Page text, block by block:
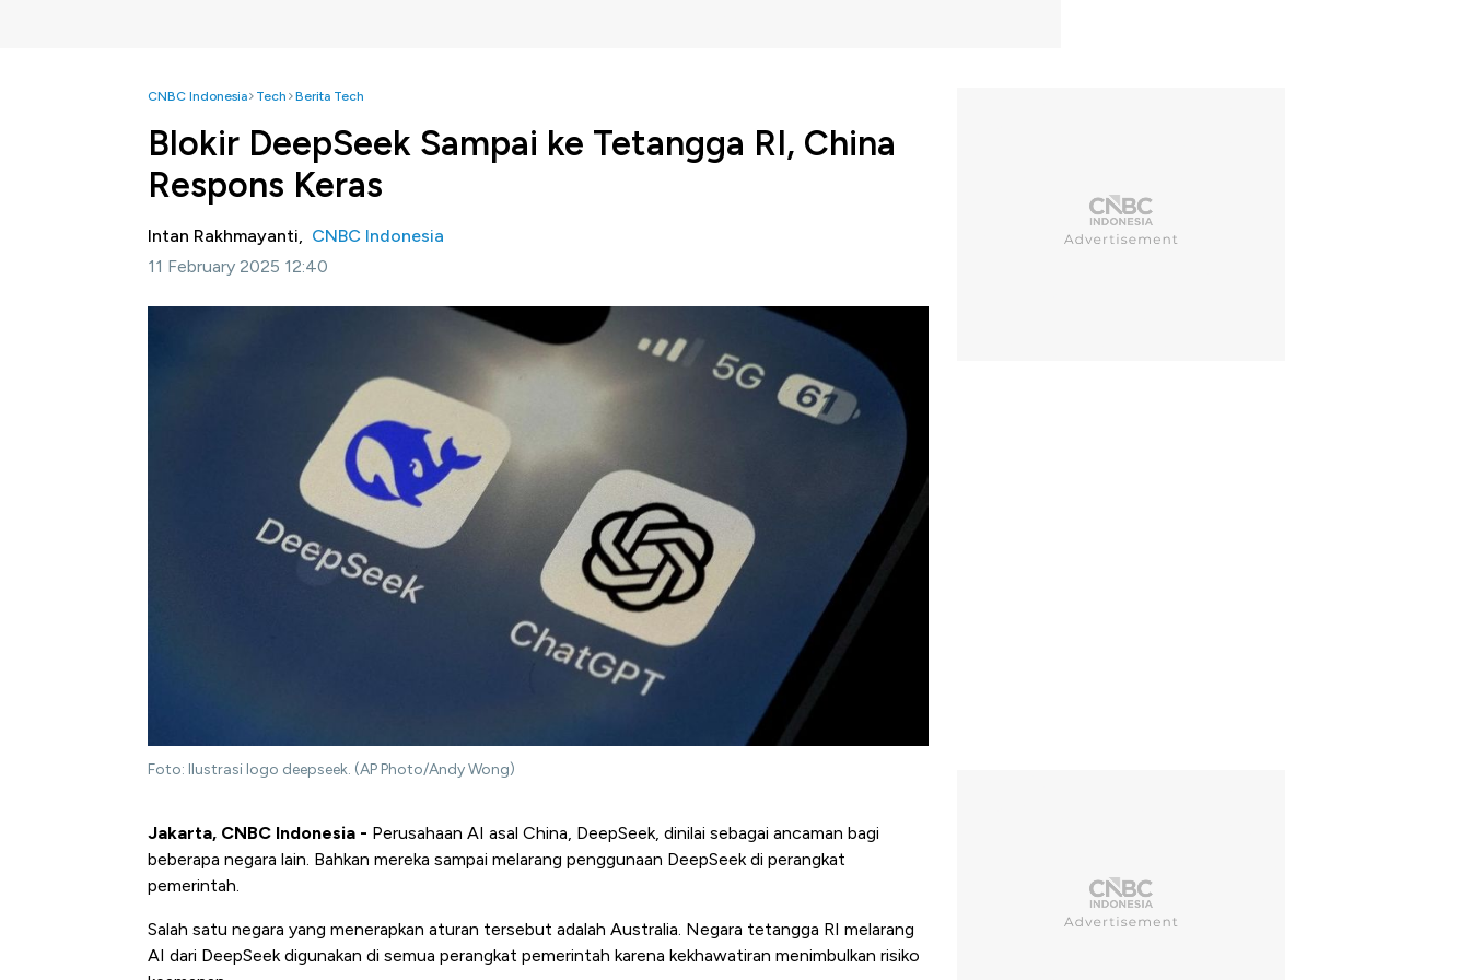
CNBC Indonesia Tech Berita Tech
Blokir DeepSeek Sampai ke Tetangga RI, China
Respons Keras
Intan Rakhmayanti, CNBC Indonesia
11 February 2025 12:40
Foto: Ilustrasi logo deepseek. (AP Photo/Andy Wong)
Jakarta, CNBC Indonesia - Perusahaan AI asal China, DeepSeek, dinilai sebagai ancaman bagi
beberapa negara lain. Bahkan mereka sampai melarang penggunaan DeepSeek di perangkat
pemerintah.
Salah satu negara yang menerapkan aturan tersebut adalah Australia. Negara tetangga RI melarang
AI dari DeepSeek digunakan di semua perangkat pemerintah karena kekhawatiran menimbulkan risiko